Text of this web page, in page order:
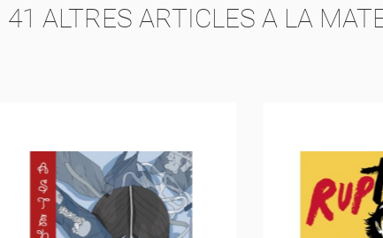
41 ALTRES ARTICLES A LA